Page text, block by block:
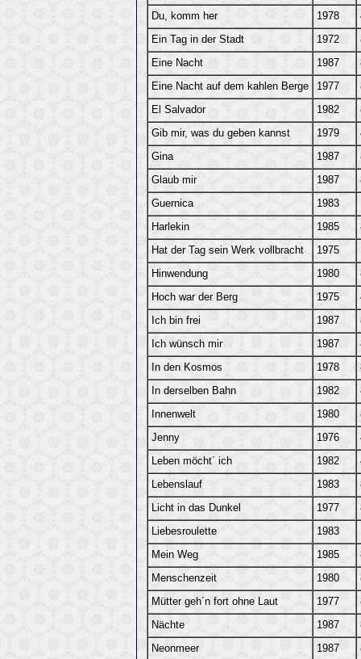
Du, komm her 1978
Ein Tag in der Stadt 1972
Eine Nacht 1987
Eine Nacht auf dem kahlen Berge 1977
El Salvador 1982
Gib mir, was du geben kannst 1979
Gina 1987
Glaub mir 1987
Guernica 1983
Harlekin 1985
Hat der Tag sein Werk vollbracht 1975
Hinwendung 1980
Hoch war der Berg 1975
Ich bin frei 1987
Ich wünsch mir 1987
In den Kosmos 1978
In derselben Bahn 1982
Innenwelt 1980
Jenny 1976
Leben möcht´ ich 1982
Lebenslauf 1983
Licht in das Dunkel 1977
Liebesroulette 1983
Mein Weg 1985
Menschenzeit 1980
Mütter geh´n fort ohne Laut 1977
Nächte 1987
Neonmeer 1987